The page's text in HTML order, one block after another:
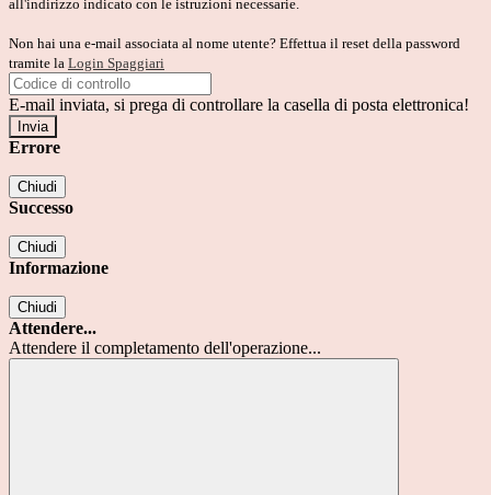
all'indirizzo indicato con le istruzioni necessarie.
Non hai una e-mail associata al nome utente? Effettua il reset della password
tramite la Login Spaggiari
E-mail inviata, si prega di controllare la casella di posta elettronica!
Errore
Chiudi
Successo
Chiudi
Informazione
Chiudi
Attendere...
Attendere il completamento dell'operazione...